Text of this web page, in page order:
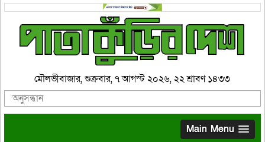
মৌলভীবাজার, শুক্রবার, ৭ আগস্ট ২০২৬, ২২ শ্রাবণ ১৪৩৩
Main Menu